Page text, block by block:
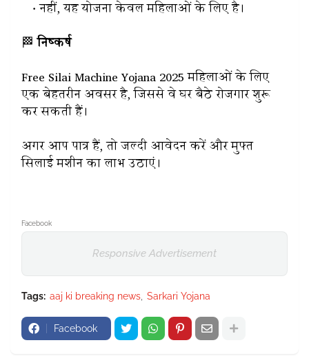
नहीं, यह योजना केवल महिलाओं के लिए है।
🏁निष्कर्ष
Free Silai Machine Yojana 2025 महिलाओं के लिए
एक बेहतरीन अवसर है, जिससे वे घर बैठे रोजगार शुरू
कर सकती हैं।
अगर आप पात्र हैं, तो जल्दी आवेदन करें और मुफ्त
सिलाई मशीन का लाभ उठाएं।
Facebook
Responsive Advertisement
Tags: aaj ki breaking news Sarkari Yojana
Facebook